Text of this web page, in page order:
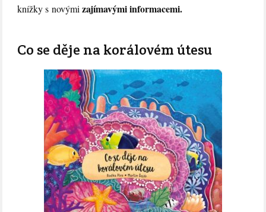
knížky s novými zajímavými informacemi.
Co se děje na korálovém útesu